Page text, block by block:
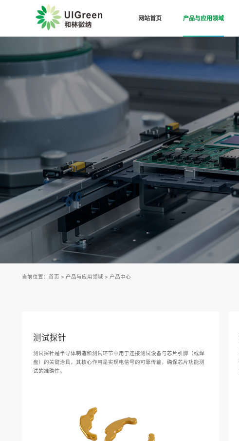
网站首页 产品与应用领域
当前位置： 首页 > 产品与应用领域 > 产品中心
测试探针
测试探针是半导体制造和测试环节中用于连接测试设备与芯片引脚（或焊
盘）的关键治具，其核心作用是实现电信号的可靠传输，确保芯片功能测
试的准确性。